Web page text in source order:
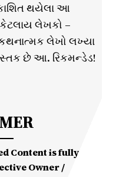
થયેલા આ
કેટલાય લેખકો –
લેખો લખ્યા
છે આ. રિકમન્ડેડ!
Content is fully
Owner /